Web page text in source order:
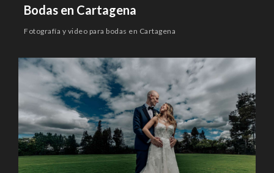
Bodas en Cartagena
Fotografía y video para bodas en Cartagena